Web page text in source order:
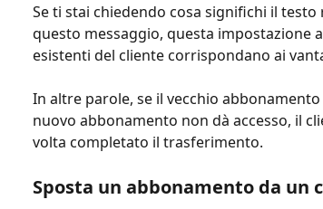
Se ti stai chiedendo cosa significhi il
questo messaggio, questa impostazione
esistenti del cliente corrispondano ai
In altre parole, se il vecchio
nuovo abbonamento non dà accesso, il
volta completato il trasferimento.
Sposta un abbonamento da un